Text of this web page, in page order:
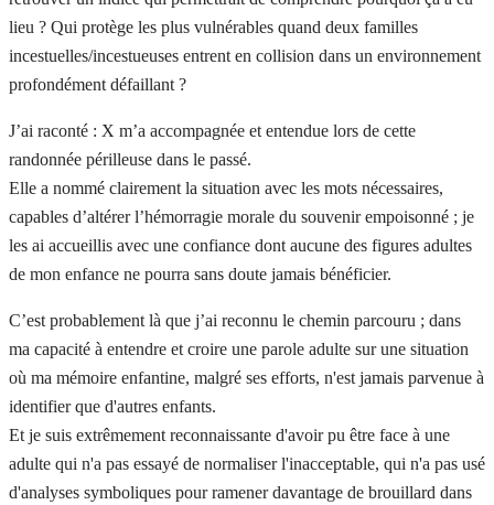
lieu ? Qui protège les plus vulnérables quand deux familles
incestuelles/incestueuses entrent en collision dans un environnement
profondément défaillant ?
J’ai raconté : X m’a accompagnée et entendue lors de cette
randonnée périlleuse dans le passé.
Elle a nommé clairement la situation avec les mots nécessaires,
capables d’altérer l’hémorragie morale du souvenir empoisonné ; je
les ai accueillis avec une confiance dont aucune des figures adultes
de mon enfance ne pourra sans doute jamais bénéficier.
C’est probablement là que j’ai reconnu le chemin parcouru ; dans
ma capacité à entendre et croire une parole adulte sur une situation
où ma mémoire enfantine, malgré ses efforts, n'est jamais parvenue à
identifier que d'autres enfants.
Et je suis extrêmement reconnaissante d'avoir pu être face à une
adulte qui n'a pas essayé de normaliser l'inacceptable, qui n'a pas usé
d'analyses symboliques pour ramener davantage de brouillard dans